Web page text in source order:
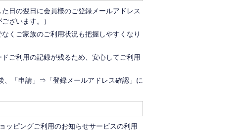
日の翌日に会員様のご登録メールアドレス
ざいます。）
くご家族のご利用状況も把握しやすくなり
ご利用の記録が残るため、安心してご利用
、「申請」⇒「登録メールアドレス確認」に
ッピングご利用のお知らせサービスの利用